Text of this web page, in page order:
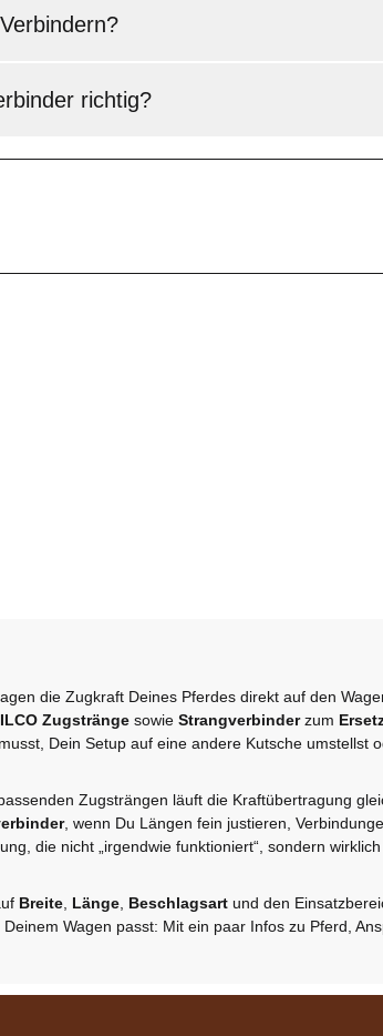
richtig?
die Zugkraft Deines Pferdes direkt auf den
Zugstränge sowie Strangverbinderzum
Dein Setup auf eine andere Kutsche umstellst
Zugsträngen läuft die Kraftübertragung
, wenn Du Längen fein justieren,
die nicht „irgendwie funktioniert“, sondern
Breite Länge Beschlagsart und den
Wagen passt: Mit ein paar Infos zu Pferd,